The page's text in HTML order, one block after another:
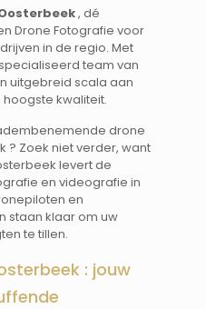
, dé
Drone Fotografie voor
in de regio. Met
team van
uitgebreid scala aan
kwaliteit.
drone
? Zoek niet verder, want
levert de
en videografie in
en
staan klaar om uw
te tillen.
: jouw